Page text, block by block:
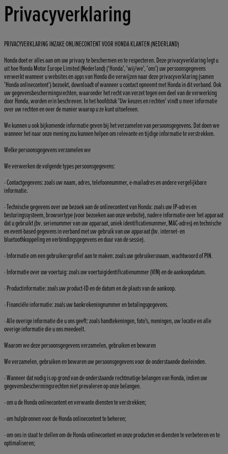
Privacyverklaring
PRIVACYVERKLARING INZAKE ONLINECONTENT VOOR HONDA KLANTEN (NEDERLAND)
Honda doet er alles aan om uw privacy te beschermen en te respecteren. Deze privacyverklaring legt u
uit hoe Honda Motor Europe Limited (Nederland) ('Honda', 'wij/we', 'ons') uw persoonsgegevens
verwerkt wanneer u websites en apps van Honda die verwijzen naar deze privacyverklaring (samen
'Honda onlinecontent') bezoekt, downloadt of wanneer u contact opneemt met Honda in dit verband. Ook
uw gegevensbeschermingsrechten, waaronder het recht van verzet tegen een deel van de verwerking
door Honda, worden erin beschreven. In het hoofdstuk 'Uw keuzes en rechten' vindt u meer informatie
over uw rechten en over de manier waarop u ze kunt uitoefenen.
We kunnen u ook bijkomende informatie geven bij het verzamelen van persoonsgegevens. Dat doen we
wanneer het naar onze mening zou kunnen helpen om relevante en tijdige informatie te verstrekken.
Welke persoonsgegevens verzamelen we
We verwerken de volgende types persoonsgegevens:
· Contactgegevens: zoals uw naam, adres, telefoonnummer, e-mailadres en andere vergelijkbare
informatie.
· Technische gegevens over uw bezoek aan de onlinecontent van Honda: zoals uw IP-adres en
besturingssysteem, browsertype (voor bezoeken aan onze website), nadere informatie over het apparaat
dat u gebruikt (bv. serienummer van uw apparaat, uniek identificatienummer, MAC-adres) en technische
en event-based gegevens in verband met uw gebruik van uw apparaat (bv. internet- en
bluetoothkoppeling en verbindingsgegevens en duur van de sessie).
· Informatie om een gebruikersprofiel aan te maken: zoals uw gebruikersnaam, wachtwoord of PIN.
· Informatie over uw voertuig: zoals uw voertuigidentificatienummer (VIN) en de aankoopdatum.
· Productinformatie: zoals uw product-ID en de datum en de plaats van de aankoop.
· Financiële informatie: zoals uw bankrekeningnummer en betalingsgegevens.
· Alle overige informatie die u ons geeft: zoals handtekeningen, foto's, meningen, uw locatie en alle
overige informatie die u ons meedeelt.
Waarom we deze persoonsgegevens verzamelen, gebruiken en bewaren
We verzamelen, gebruiken en bewaren uw persoonsgegevens voor de onderstaande doeleinden.
· Wanneer dat nodig is op grond van de onderstaande rechtmatige belangen van Honda, indien uw
gegevensbeschermingsrechten niet prevaleren op onze belangen.
· om u de Honda onlinecontent en verwante diensten te verstrekken;
· om hulpbronnen voor de Honda onlinecontent te beheren;
· om ons in staat te stellen om de Honda onlinecontent en onze producten en diensten te verbeteren en te
optimaliseren;